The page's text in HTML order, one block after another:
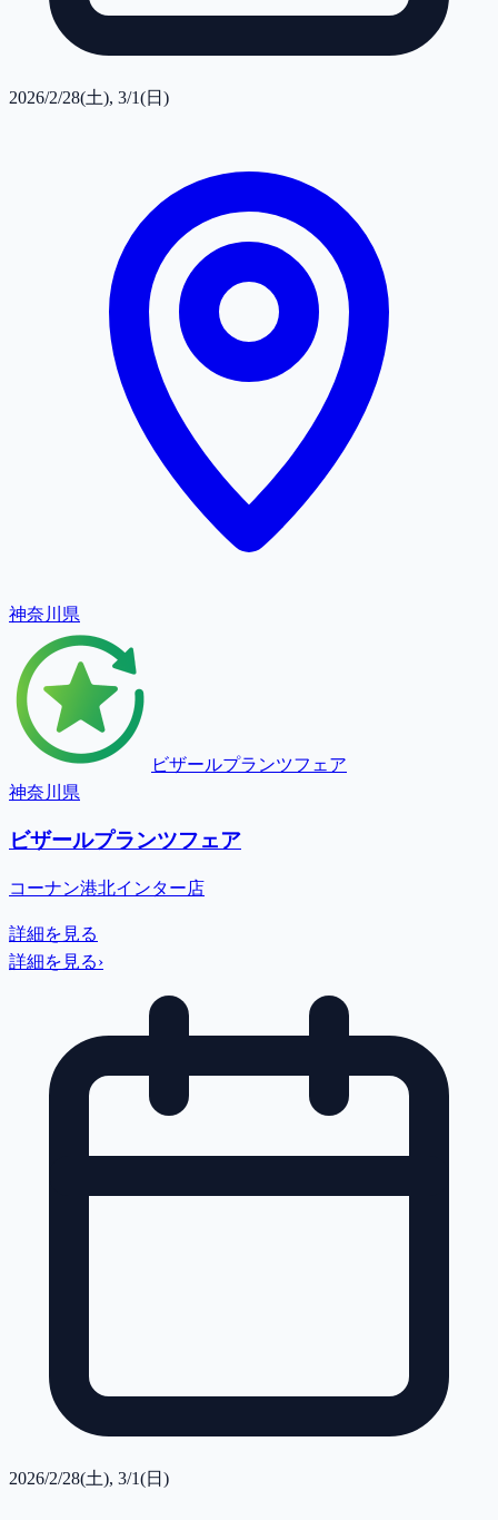
2026/2/28(土), 3/1(日)
神奈川県
ビザールプランツフェア
神奈川県
ビザールプランツフェア
コーナン港北インター店
詳細を見る
詳細を見る›
2026/2/28(土), 3/1(日)